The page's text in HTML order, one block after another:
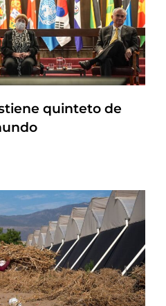
quinteto de